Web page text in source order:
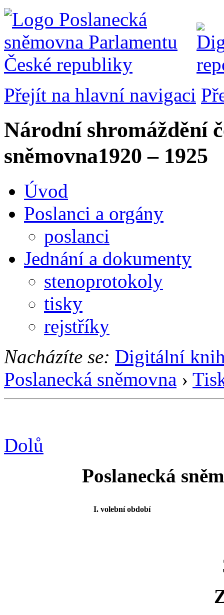
Přejít na hlavní navigaci
Národní shromáždění
sněmovna1920 – 1925
Úvod
Poslanci a orgány
poslanci
Jednání a dokumenty
stenoprotokoly
tisky
rejstříky
Nacházíte se: Digitální
Poslanecká sněmovna ›
Dolů
Poslanecká
I. volební období